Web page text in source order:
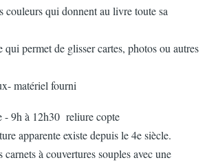
couleurs qui donnent au livre toute sa
permet de glisser cartes, photos ou autres
matériel fourni
- 9h à 12h30 reliure copte
apparente existe depuis le 4e siècle.
à couvertures souples avec une